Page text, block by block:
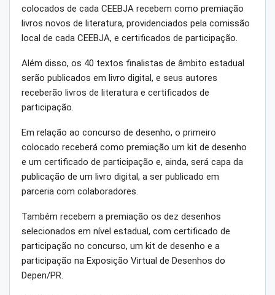
colocados de cada CEEBJA recebem como premiação
livros novos de literatura, providenciados pela comissão
local de cada CEEBJA, e certificados de participação.
Além disso, os 40 textos finalistas de âmbito estadual
serão publicados em livro digital, e seus autores
receberão livros de literatura e certificados de
participação.
Em relação ao concurso de desenho, o primeiro
colocado receberá como premiação um kit de desenho
e um certificado de participação e, ainda, será capa da
publicação de um livro digital, a ser publicado em
parceria com colaboradores.
Também recebem a premiação os dez desenhos
selecionados em nível estadual, com certificado de
participação no concurso, um kit de desenho e a
participação na Exposição Virtual de Desenhos do
Depen/PR.